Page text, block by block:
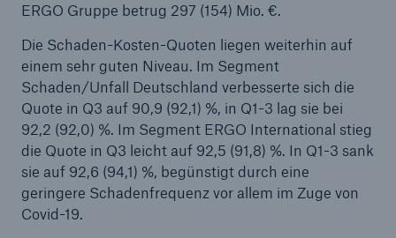
ERGO Gruppe betrug 297 (154) Mio. €.
Die Schaden-Kosten-Quoten liegen weiterhin auf
einem sehr guten Niveau. Im Segment
Schaden/Unfall Deutschland verbesserte sich die
Quote in Q3 auf 90,9 (92,1) %, in Q1-3 lag sie bei
92,2 (92,0) %. Im Segment ERGO International stieg
die Quote in Q3 leicht auf 92,5 (91,8) %. In Q1-3 sank
sie auf 92,6 (94,1) %, begünstigt durch eine
geringere Schadenfrequenz vor allem im Zuge von
Covid-19.
Quartalsmitteilung 1/2020
Quartalsergebnis von ca. 600 Mio. € –
Aktienrückkauf wird nicht durchgeführt
Hauptversammlung beschließt Dividende
Munich Re nimmt Gewinnziel zurück
Munich Re stärkt Konzernmarke bei den
Tochtergesellschaften